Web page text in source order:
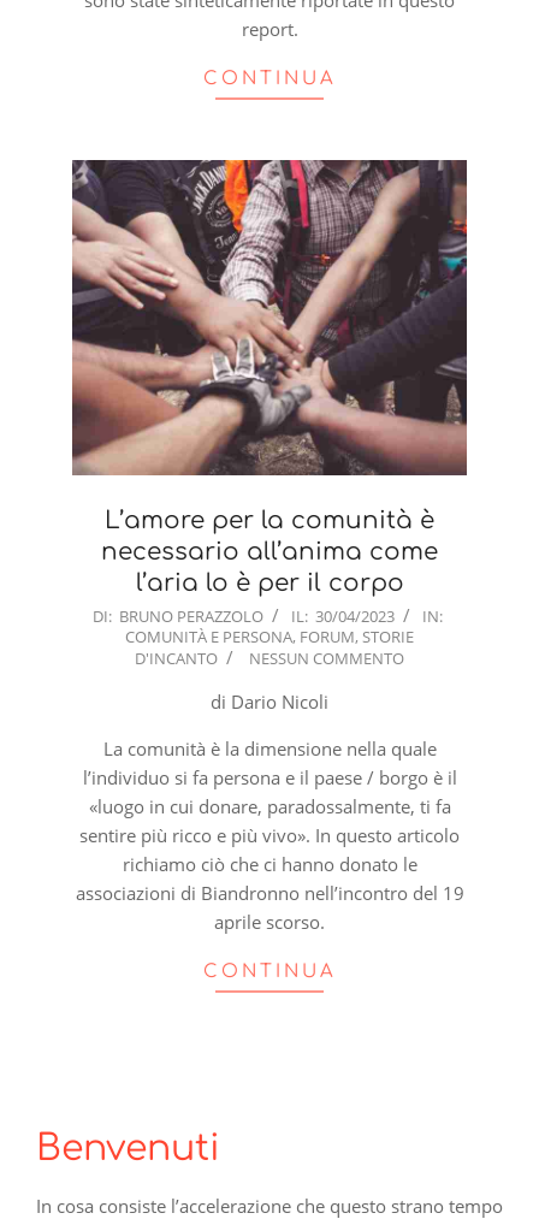
report.
CONTINUA
L’amore per la comunità è
necessario all’anima come
l’aria lo è per il corpo
2023-
DI: BRUNO PERAZZOLO IL: 30/04/2023
IN:
COMUNITÀ E PERSONA, FORUM, STORIE
D'INCANTO
NESSUN COMMENTO
di Dario Nicoli
La comunità è la dimensione nella quale
l’individuo si fa persona e il paese / borgo è il
«luogo in cui donare, paradossalmente, ti fa
sentire più ricco e più vivo». In questo articolo
richiamo ciò che ci hanno donato le
associazioni di Biandronno nell’incontro del 19
aprile scorso.
CONTINUA
Benvenuti
In cosa consiste l’accelerazione che questo strano tempo